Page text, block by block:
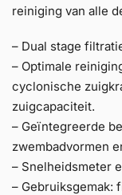
reiniging van alle
– Dual stage
– Optimale
cyclonische
zuigcapaciteit.
– Geïntegreerde
zwembadvormen
– Snelheidsmeter
– Gebruiksgemak: